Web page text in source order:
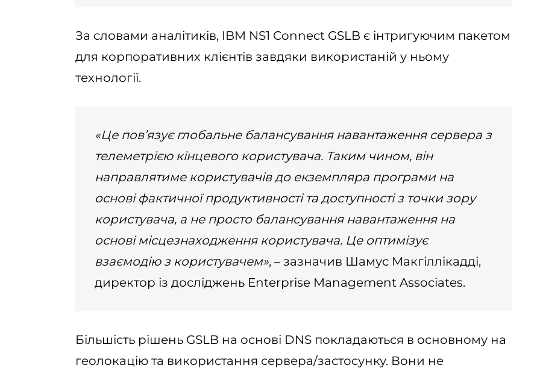
За словами аналітиків, IBM NS1 Connect GSLB є інтригуючим пакетом
для корпоративних клієнтів завдяки використаній у ньому
технології.
«Це пов’язує глобальне балансування навантаження сервера з
телеметрією кінцевого користувача. Таким чином, він
направлятиме користувачів до екземпляра програми на
основі фактичної продуктивності та доступності з точки зору
користувача, а не просто балансування навантаження на
основі місцезнаходження користувача. Це оптимізує
взаємодію з користувачем», – зазначив Шамус Макгіллікадді,
директор із досліджень Enterprise Management Associates.
Більшість рішень GSLB на основі DNS покладаються в основному на
геолокацію та використання сервера/застосунку. Вони не